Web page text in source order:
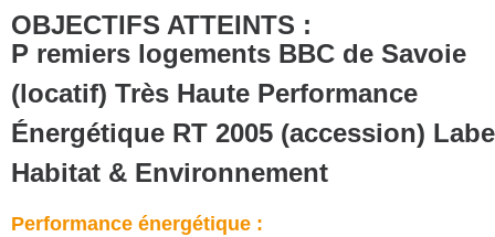
OBJECTIFS ATTEINTS :
P remiers logements BBC de Savoie
(locatif) Très Haute Performance
Énergétique RT 2005 (accession)
Habitat & Environnement
Performance énergétique :